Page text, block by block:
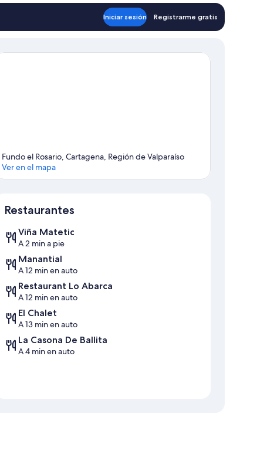
Iniciar sesión Registrarme gratis
Fundo el Rosario, Cartagena, Región de Valparaíso
Ver en el mapa
Restaurantes
Viña Matetic
A 2 min a pie
Manantial
A 12 min en auto
Restaurant Lo Abarca
A 12 min en auto
El Chalet
A 13 min en auto
La Casona De Ballita
A 4 min en auto